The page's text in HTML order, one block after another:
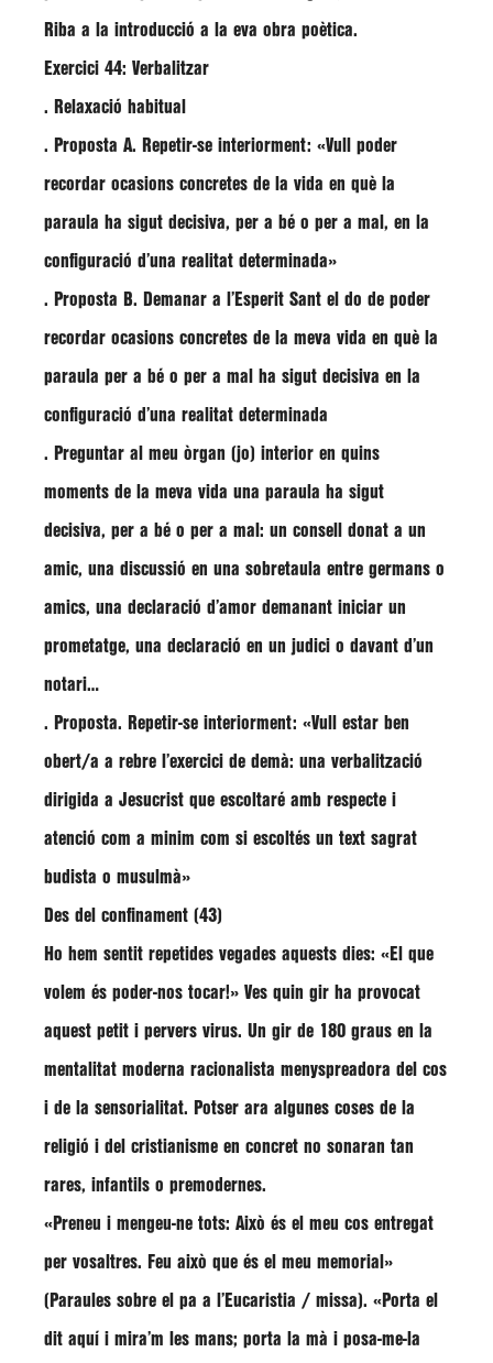
Riba a la introducció a la eva obra poètica.
Exercici 44: Verbalitzar
. Relaxació habitual
. Proposta A. Repetir-se interiorment: «Vull poder
recordar ocasions concretes de la vida en què la
paraula ha sigut decisiva, per a bé o per a mal, en la
configuració d’una realitat determinada»
. Proposta B. Demanar a l’Esperit Sant el do de poder
recordar ocasions concretes de la meva vida en què la
paraula per a bé o per a mal ha sigut decisiva en la
configuració d’una realitat determinada
. Preguntar al meu òrgan (jo) interior en quins
moments de la meva vida una paraula ha sigut
decisiva, per a bé o per a mal: un consell donat a un
amic, una discussió en una sobretaula entre germans o
amics, una declaració d’amor demanant iniciar un
prometatge, una declaració en un judici o davant d’un
notari…
. Proposta. Repetir-se interiorment: «Vull estar ben
obert/a a rebre l’exercici de demà: una verbalització
dirigida a Jesucrist que escoltaré amb respecte i
atenció com a minim com si escoltés un text sagrat
budista o musulmà»
Des del confinament (43)
Ho hem sentit repetides vegades aquests dies: «El que
volem és poder-nos tocar!» Ves quin gir ha provocat
aquest petit i pervers virus. Un gir de 180 graus en la
mentalitat moderna racionalista menyspreadora del cos
i de la sensorialitat. Potser ara algunes coses de la
religió i del cristianisme en concret no sonaran tan
rares, infantils o premodernes.
«Preneu i mengeu-ne tots: Això és el meu cos entregat
per vosaltres. Feu això que és el meu memorial»
(Paraules sobre el pa a l’Eucaristia / missa). «Porta el
dit aquí i mira’m les mans; porta la mà i posa-me-la